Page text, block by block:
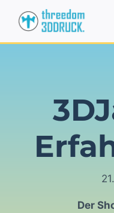
Inhalt
springen
Der